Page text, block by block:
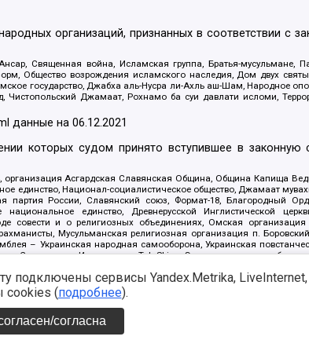
организаций, признанных в соответствии с
Священная война, Исламская группа, Братья-мусульмане,
Общество возрождения исламского наследия, Дом двух
государство, Джабха аль-Нусра ли-Ахль аш-Шам, Народное
Джамаат, Рохнамо ба суи давлати исломи,
данные на06.12.2021
которых судом принято вступившее в законную
Асгардская Славянская Община, Община Капища
единство, Национал-социалистическое общество, Джамаат
партия России, Славянский союз, Формат-18, Благородный
единство, Древнерусской Инглистической
и о религиозных объединениях, Омская организация
Мусульманская религиозная организация п.
– Украинская народная самооборона, Украинская
Социальная Инициатива, TulaSkins, Этнополитическое
Молодежная правозащитная группа МПГ, Курсом Правды и
Русь, Арестантское уголовное единство, Башкорт, Нация и
прав граждан, Штабы Навального, Совет граждан СССР
подключены сервисы Yandex.Metrika,
cookies (подробнее).
согласна